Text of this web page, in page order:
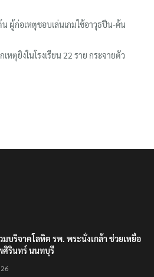
ผู้ก่อเหตุชอบเล่นเกมใช้อาวุธปืน-ค้น
หตุยิงในโรงเรียน 22 ราย กระจายตัว
มบริจาคโลหิต รพ. พระนั่งเกล้า ช่วยเหยื่อ
ศิรินทร์ นนทบุรี